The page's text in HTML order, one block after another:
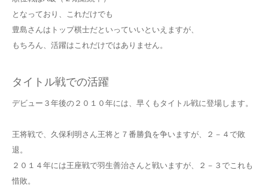
となっており、これだけでも
豊島さんはトップ棋士だといっていいといえますが、
もちろん、活躍はこれだけではありません。
タイトル戦での活躍
デビュー３年後の２０１０年には、早くもタイトル戦に登場します。
王将戦で、久保利明さん王将と７番勝負を争いますが、２－４で敗
退。
２０１４年には王座戦で羽生善治さんと戦いますが、２－３でこれも
惜敗。